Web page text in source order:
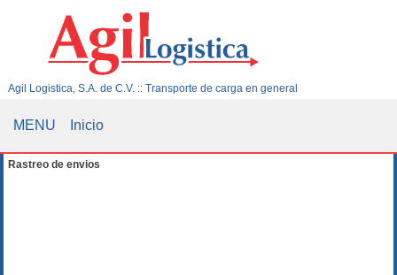
Agil Logistica, S.A. de C.V. :: Transporte de carga en general
MENU Inicio
Rastreo de envios